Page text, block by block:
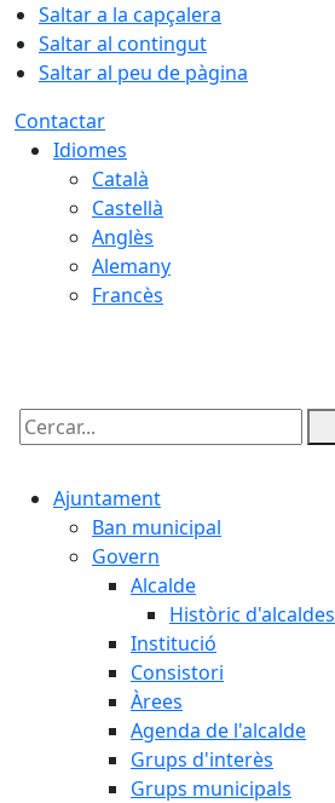
Saltar a la capçalera
Saltar al contingut
Saltar al peu de pàgina
Contactar
Idiomes
Català
Castellà
Anglès
Alemany
Francès
Cercar:
Ajuntament
Ban municipal
Govern
Alcalde
Històric d'alcaldes
Institució
Consistori
Àrees
Agenda de l'alcalde
Grups d'interès
Grups municipals